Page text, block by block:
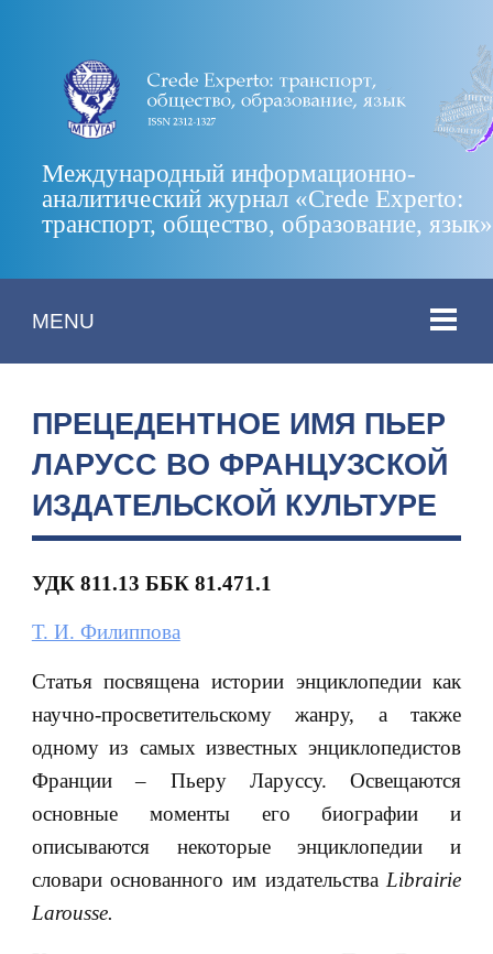
Международный информационно-
аналитический журнал «Crede Experto:
транспорт, общество, образование, язык»
MENU
ПРЕЦЕДЕНТНОЕ ИМЯ ПЬЕР
ЛАРУСС ВО ФРАНЦУЗСКОЙ
ИЗДАТЕЛЬСКОЙ КУЛЬТУРЕ
УДК 811.13 ББК 81.471.1
Т. И. Филиппова
Статья посвящена истории энциклопедии как
научно-просветительскому жанру, а также
одному из самых известных энциклопедистов
Франции – Пьеру Ларуссу. Освещаются
основные моменты его биографии и
описываются некоторые энциклопедии и
словари основанного им издательства Librairie
Larousse.